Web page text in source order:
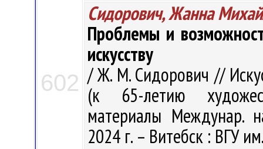
602
Сидорович, Жанна
Проблемы и
искусству
/ Ж. М. Сидорович //
(к 65-летию
материалы Междунар.
2024 г. – Витебск : ВГУ